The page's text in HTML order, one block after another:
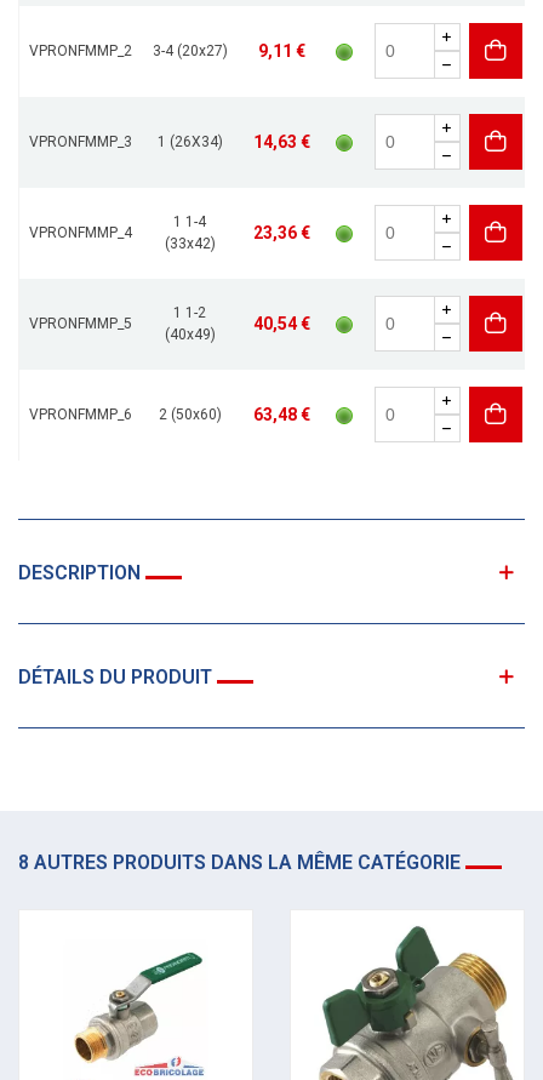
VPRONFMMP_2 3-4 (20x27) 9,11 €
VPRONFMMP_3 1 (26X34) 14,63 €
VPRONFMMP_4
1 1-4
(33x42)
23,36 €
VPRONFMMP_5
1 1-2
(40x49)
40,54 €
VPRONFMMP_6 2 (50x60) 63,48 €
DESCRIPTION
DÉTAILS DU PRODUIT
8 AUTRES PRODUITS DANS LA MÊME CATÉGORIE